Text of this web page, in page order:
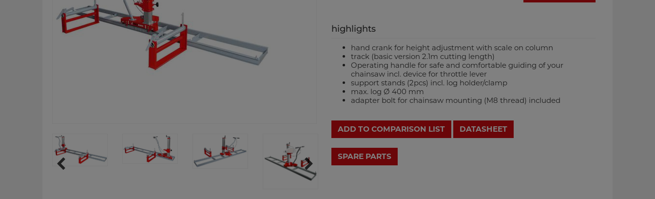
highlights
hand crank for height adjustment with scale on column
track (basic version 2.1m cutting length)
Operating handle for safe and comfortable guiding of your
chainsaw incl. device for throttle lever
support stands (2pcs) incl. log holder/clamp
max. log Ø 400 mm
adapter bolt for chainsaw mounting (M8 thread) included
ADD TO COMPARISON LIST DATASHEET